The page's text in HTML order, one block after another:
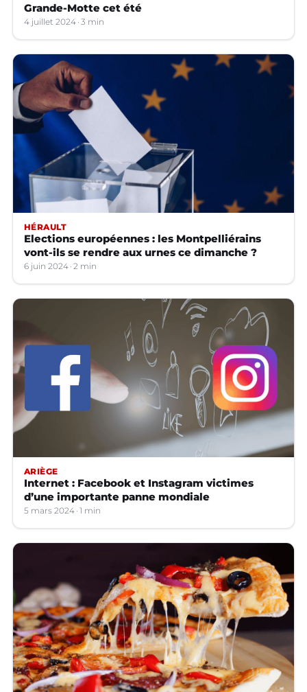
Grande-Motte cet été
4 juillet 2024 3 min
HÉRAULT
Elections européennes : les Montpelliérains
vont-ils se rendre aux urnes ce dimanche ?
6 juin 2024 2 min
ARIÈGE
Internet : Facebook et Instagram victimes
d’une importante panne mondiale
5 mars 2024 1 min